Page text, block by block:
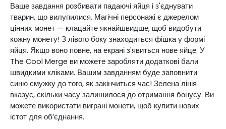
Ваше завдання розбивати падаючі яйця і з'єднувати
тварин, що вилупилися. Магічні персонажі є джерелом
цінних монет — клацайте якнайшвидше, щоб видобути
кожну монету! З лівого боку знаходиться фішка у формі
яйця. Якщо воно повне, на екрані з'явиться нове яйце. У
The Cool Merge ви можете заробляти додаткові бали
швидкими кліками. Вашим завданням буде заповнити
синю смужку до того, як закінчиться час! Зелена лінія
вказує, скільки часу залишилося до отримання бонусу. Ви
можете використати виграні монети, щоб купити нових
істот для об’єднання.